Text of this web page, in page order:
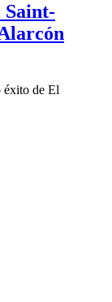
Saint-
éxito de El